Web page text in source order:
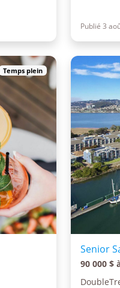
Publié 3
Temps plein
Senior
90 000 $